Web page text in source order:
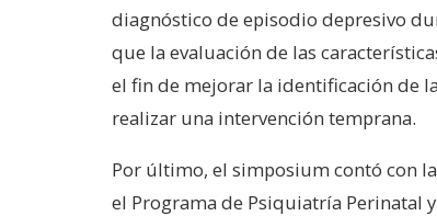
diagnóstico de episodio depresivo
que la evaluación de las
el fin de mejorar la identificación de
realizar una intervención temprana.
Por último, el simposium contó con
el Programa de Psiquiatría Perinatal